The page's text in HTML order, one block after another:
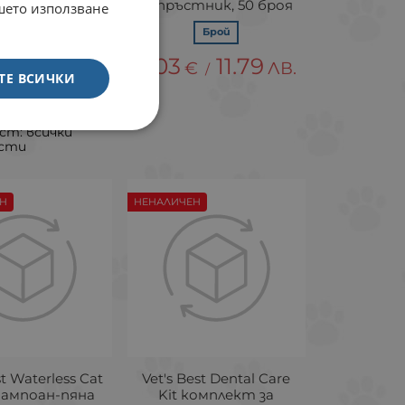
- дентален
/ 15.69ЛВ.
всички
напръстник, 50 броя
Брой
6.03 € / 11.79 ЛВ.
Waterless Cat
пяна
Vet's Best Dental Care
Kit комплект за
НЕНАЛИЧЕН
използване
ВСИЧКИ